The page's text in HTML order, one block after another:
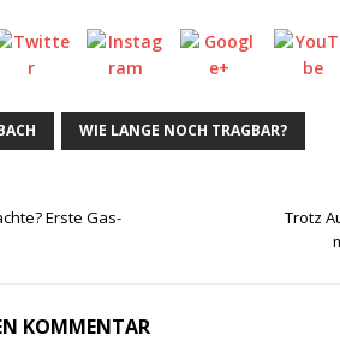
WIE LANGE NOCH TRAGBAR?
Erste Gas-
Trotz
KOMMENTAR